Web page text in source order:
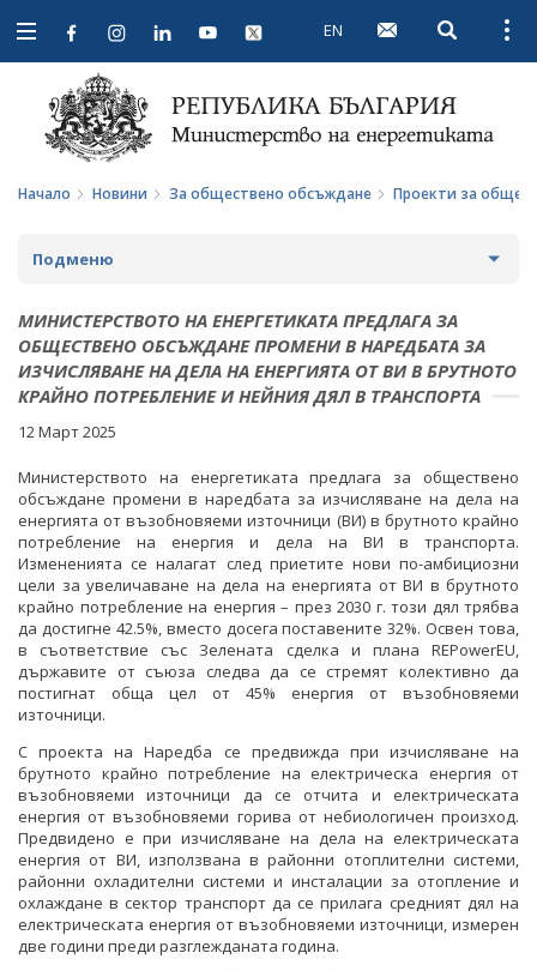
Open
navigation
EN Open
Начало Новини За обществено обсъждане Проекти за
Подменю
НОВИНИ
ПРЕДСТОЯЩИ СЪБИТИЯ
ЗА ОБЩЕСТВЕНО ОБСЪЖДАНЕ
ЗАВЪРШИЛИ ПРОЦЕДУРИ ЗА ОБЩЕСТВЕНО
ОБСЪЖДАНЕ
ИНТЕРВЮТА
ПАРЛАМЕНТАРЕН КОНТРОЛ
ФОТОГАЛЕРИЯ
МИНИСТЕРСТВОТО НА ЕНЕРГЕТИКАТА ПРЕДЛАГА ЗА
ОБЩЕСТВЕНО ОБСЪЖДАНЕ ПРОМЕНИ В НАРЕДБАТА ЗА
ИЗЧИСЛЯВАНЕ НА ДЕЛА НА ЕНЕРГИЯТА ОТ ВИ В БРУТНОТО
КРАЙНО ПОТРЕБЛЕНИЕ И НЕЙНИЯ ДЯЛ В ТРАНСПОРТА
12 Март 2025
Министерството на енергетиката предлага за обществено
обсъждане промени в наредбата за изчисляване на дела на
енергията от възобновяеми източници (ВИ) в брутното крайно
потребление на енергия и дела на ВИ в транспорта.
Измененията се налагат след приетите нови по-амбициозни
цели за увеличаване на дела на енергията от ВИ в брутното
крайно потребление на енергия – през 2030 г. този дял трябва
да достигне 42.5%, вместо досега поставените 32%. Освен това,
в съответствие със Зелената сделка и плана REPowerEU,
държавите от съюза следва да се стремят колективно да
постигнат обща цел от 45% енергия от възобновяеми
източници.
С проекта на Наредба се предвижда при изчисляване на
брутното крайно потребление на електрическа енергия от
възобновяеми източници да се отчита и електрическата
енергия от възобновяеми горива от небиологичен произход.
Предвидено е при изчисляване на дела на електрическата
енергия от ВИ, използвана в районни отоплителни системи,
районни охладителни системи и инсталации за отопление и
охлаждане в сектор транспорт да се прилага средният дял на
електрическата енергия от възобновяеми източници, измерен
две години преди разглежданата година.